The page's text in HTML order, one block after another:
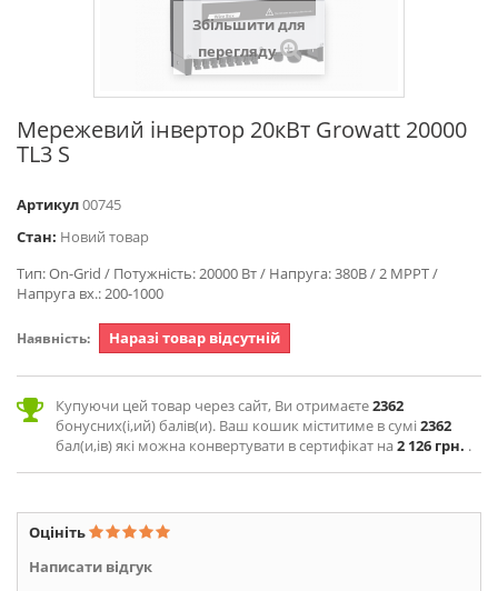
Збільшити для
перегляду
Мережевий інвертор 20кВт Growatt 20000
TL3 S
Артикул00745
Стан: Новий товар
Тип: On-Grid / Потужність: 20000 Вт / Напруга: 380В / 2 MPPT /
Напруга вх.: 200-1000
Наявність: Наразі товар відсутній
Купуючи цей товар через сайт, Ви отримаєте2362
бонусних(і,ий) балів(и). Ваш кошик міститиме в сумі2362
бал(и,ів) які можна конвертувати в сертифікат на2 126 грн. .
Оцініть
Написати відгук